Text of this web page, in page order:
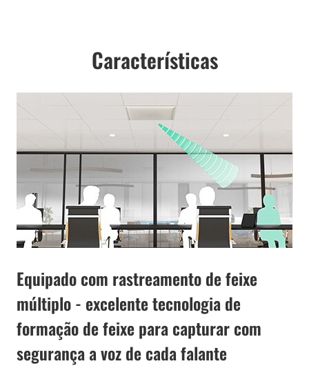
Características
Equipado com rastreamento de feixe
múltiplo - excelente tecnologia de
formação de feixe para capturar com
segurança a voz de cada falante